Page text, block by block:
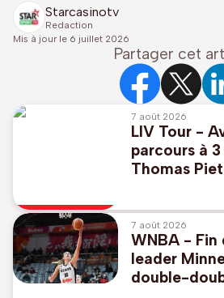
Starcasinotv
Redaction
Mis à jour le 6 juillet 2026
Partager cet
7 août 2026
LIV Tour -
parcours à
Thomas
7 août 2026
WNBA - Fin
leader
double-